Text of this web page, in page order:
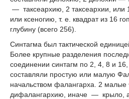
— таксеархию, 2 таксеархии, или
или ксеногию, т. е. квадрат из 16
глубину (всего 256).
Синтагма был тактической
Более крупные разделения
соединении синтагм по 2, 4, 8 и
составляли простую или малую
начальством фалангарха. 2 малые
дифалангархию, иначе — крыло,